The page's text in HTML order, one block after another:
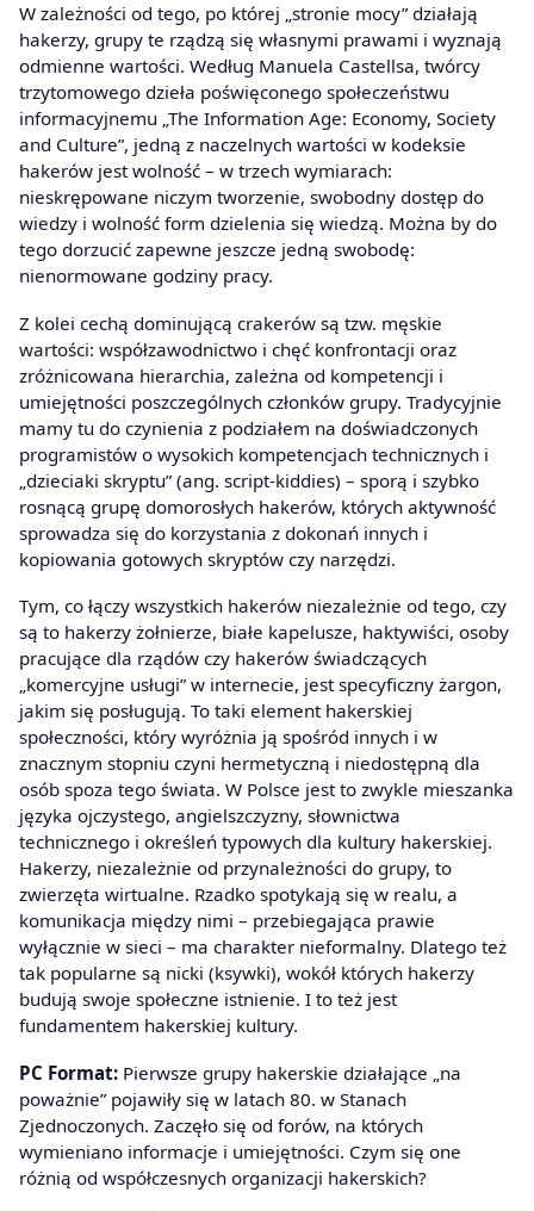
W zależności od tego, po której „stronie mocy” działają
hakerzy, grupy te rządzą się własnymi prawami i wyznają
odmienne wartości. Według Manuela Castellsa, twórcy
trzytomowego dzieła poświęconego społeczeństwu
informacyjnemu „The Information Age: Economy, Society
and Culture”, jedną z naczelnych wartości w kodeksie
hakerów jest wolność – w trzech wymiarach:
nieskrępowane niczym tworzenie, swobodny dostęp do
wiedzy i wolność form dzielenia się wiedzą. Można by do
tego dorzucić zapewne jeszcze jedną swobodę:
nienormowane godziny pracy.
Z kolei cechą dominującą crakerów są tzw. męskie
wartości: współzawodnictwo i chęć konfrontacji oraz
zróżnicowana hierarchia, zależna od kompetencji i
umiejętności poszczególnych członków grupy. Tradycyjnie
mamy tu do czynienia z podziałem na doświadczonych
programistów o wysokich kompetencjach technicznych i
„dzieciaki skryptu” (ang. script-kiddies) – sporą i szybko
rosnącą grupę domorosłych hakerów, których aktywność
sprowadza się do korzystania z dokonań innych i
kopiowania gotowych skryptów czy narzędzi.
Tym, co łączy wszystkich hakerów niezależnie od tego, czy
są to hakerzy żołnierze, białe kapelusze, haktywiści, osoby
pracujące dla rządów czy hakerów świadczących
„komercyjne usługi” w internecie, jest specyficzny żargon,
jakim się posługują. To taki element hakerskiej
społeczności, który wyróżnia ją spośród innych i w
znacznym stopniu czyni hermetyczną i niedostępną dla
osób spoza tego świata. W Polsce jest to zwykle mieszanka
języka ojczystego, angielszczyzny, słownictwa
technicznego i określeń typowych dla kultury hakerskiej.
Hakerzy, niezależnie od przynależności do grupy, to
zwierzęta wirtualne. Rzadko spotykają się w realu, a
komunikacja między nimi – przebiegająca prawie
wyłącznie w sieci – ma charakter nieformalny. Dlatego też
tak popularne są nicki (ksywki), wokół których hakerzy
budują swoje społeczne istnienie. I to też jest
fundamentem hakerskiej kultury.
PC Format: Pierwsze grupy hakerskie działające „na
poważnie” pojawiły się w latach 80. w Stanach
Zjednoczonych. Zaczęło się od forów, na których
wymieniano informacje i umiejętności. Czym się one
różnią od współczesnych organizacji hakerskich?